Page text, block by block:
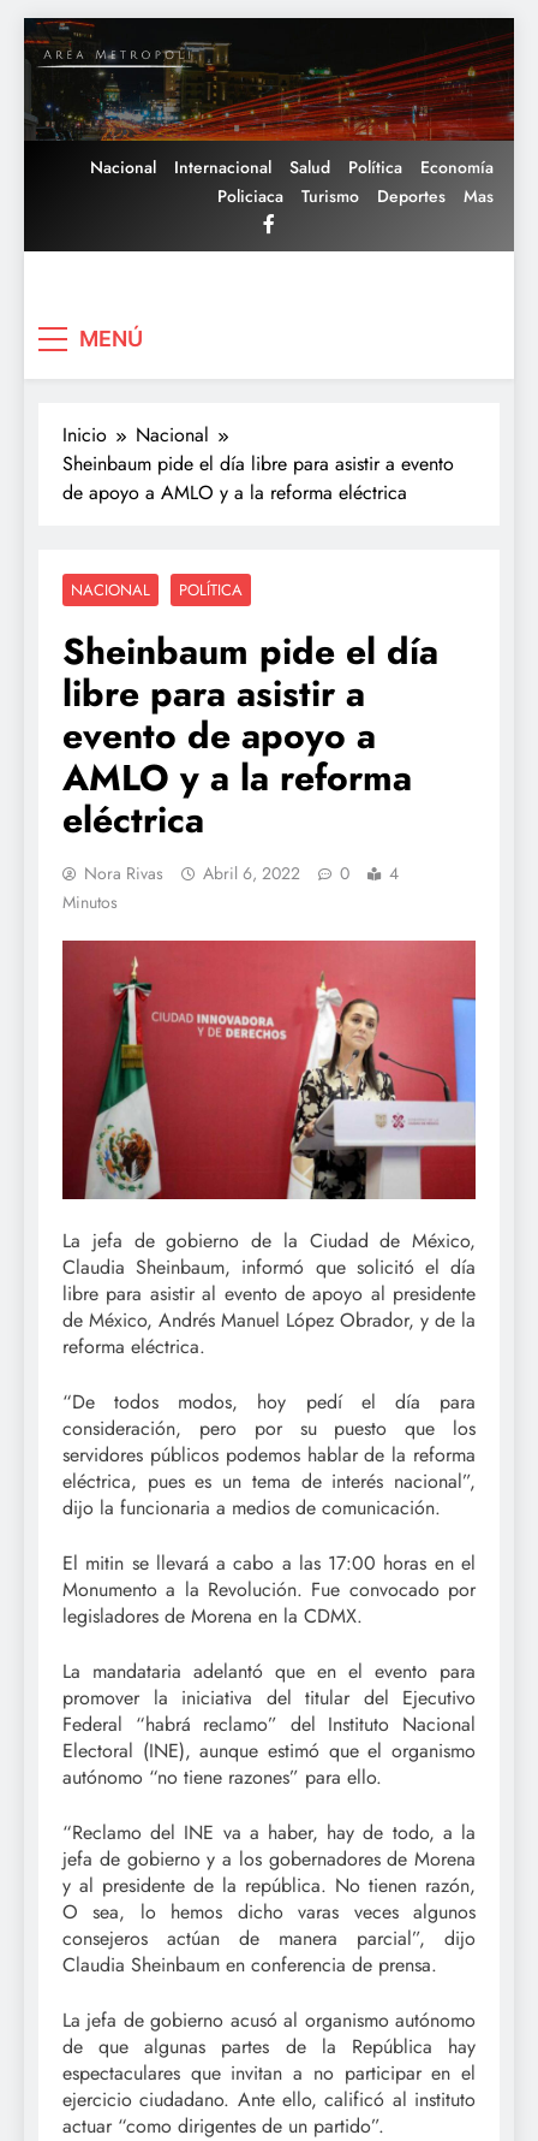
Saltar
al
contenido
Nacional Internacional Salud Política
Economía
Policiaca
Turismo Deportes Mas
MENÚ
Inicio
Nacional
Sheinbaum pide el día libre para asistir a evento
de apoyo a AMLO y a la reforma eléctrica
NACIONAL POLÍTICA
Sheinbaum pide el día
libre para asistir a
evento de apoyo a
AMLO y a la reforma
eléctrica
Nora Rivas Abril 6, 2022 0
4
Minutos
La jefa de gobierno de la Ciudad de México,
Claudia Sheinbaum, informó que solicitó el día
libre para asistir al evento de apoyo al presidente
de México, Andrés Manuel López Obrador, y de la
reforma eléctrica.
“De todos modos, hoy pedí el día para
consideración, pero por su puesto que los
servidores públicos podemos hablar de la reforma
eléctrica, pues es un tema de interés nacional”,
dijo la funcionaria a medios de comunicación.
El mitin se llevará a cabo a las 17:00 horas en el
Monumento a la Revolución. Fue convocado por
legisladores de Morena en la CDMX.
La mandataria adelantó que en el evento para
promover la iniciativa del titular del Ejecutivo
Federal “habrá reclamo” del Instituto Nacional
Electoral (INE), aunque estimó que el organismo
autónomo “no tiene razones” para ello.
“Reclamo del INE va a haber, hay de todo, a la
jefa de gobierno y a los gobernadores de Morena
y al presidente de la república. No tienen razón,
O sea, lo hemos dicho varas veces algunos
consejeros actúan de manera parcial”, dijo
Claudia Sheinbaum en conferencia de prensa.
La jefa de gobierno acusó al organismo autónomo
de que algunas partes de la República hay
espectaculares que invitan a no participar en el
ejercicio ciudadano. Ante ello, calificó al instituto
actuar “como dirigentes de un partido”.